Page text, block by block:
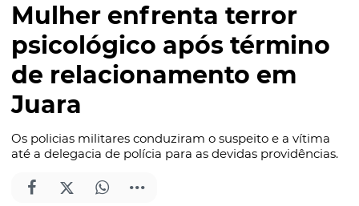
Mulher enfrenta terror
psicológico após término
de relacionamento em
Juara
Os policias militares conduziram o suspeito e a vítima
até a delegacia de polícia para as devidas providências.